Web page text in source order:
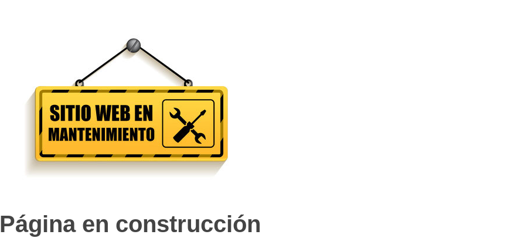
Página en construcción